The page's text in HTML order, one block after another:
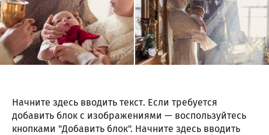
Начните здесь вводить текст. Если требуется
добавить блок с изображениями — воспользуйтесь
кнопками "Добавить блок". Начните здесь вводить